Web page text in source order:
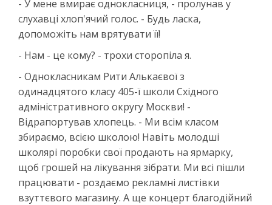
- У мене вмирає однокласниця, - пролунав у
слухавці хлоп'ячий голос. - Будь ласка,
допоможіть нам врятувати її!
- Нам - це кому? - трохи сторопіла я.
- Однокласникам Рити Алькаєвої з
одинадцятого класу 405-ї школи Східного
адміністративного округу Москви! -
Відрапортував хлопець. - Ми всім класом
збираємо, всією школою! Навіть молодші
школярі поробки свої продають на ярмарку,
щоб грошей на лікування зібрати. Ми всі пішли
працювати - роздаємо рекламні листівки
взуттєвого магазину. А ще концерт благодійний